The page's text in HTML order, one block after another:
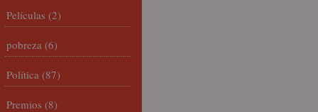
Películas (2)
pobreza (6)
Política (87)
Premios (8)